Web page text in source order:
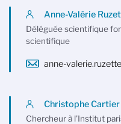
Anne-Valérie
Déléguée scientifique
scientifique
anne-
Christophe
Chercheur à l'Institut